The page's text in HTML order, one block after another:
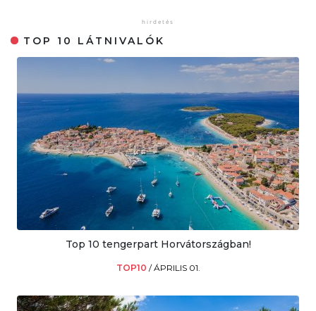
TOP 10 LÁTNIVALÓK
Top 10 tengerpart Horvátországban!
TOP10 /ÁPRILIS 01.